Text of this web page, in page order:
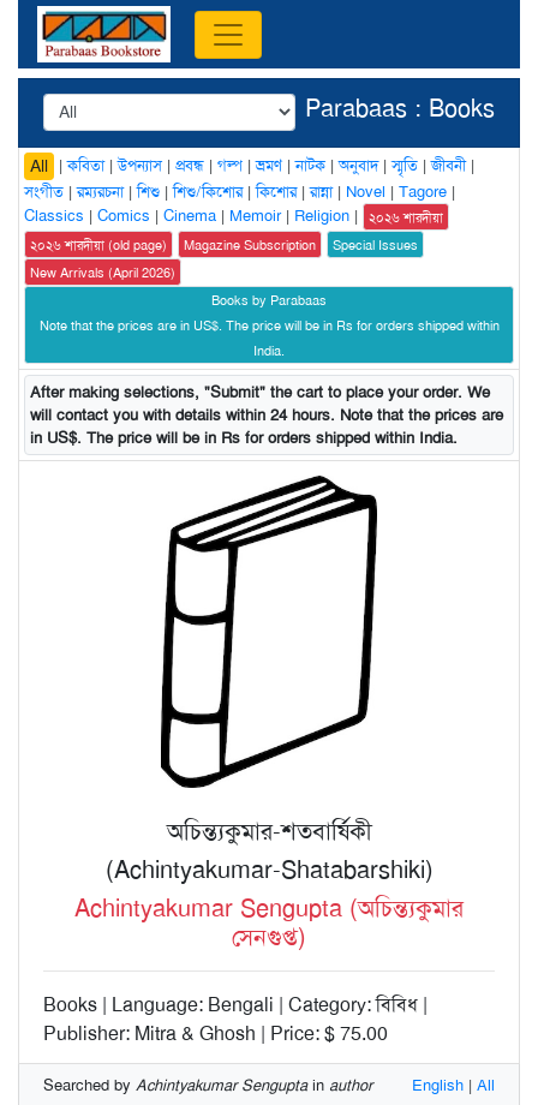
Parabaas : Books
All |কবিতা|উপন্যাস| প্রবন্ধ | গল্প |ভ্রমণ|নাটক |অনুবাদ|স্মৃতি |জীবনী|
সংগীত |রম্যরচনা|শিশু |শিশু/কিশোর|কিশোর|রান্না| Novel | Tagore |
Classics | Comics | Cinema | Memoir| Religion |
২০২৬ শারদীয়া
২০২৬ শারদীয়া (old page)
Magazine Subscription
Special Issues
New Arrivals (April 2026)
Books by Parabaas
Note that the prices are in US$. The price will be in Rs for orders shipped within
India.
After making selections, "Submit" the cart to place your order. We
will contact you with details within 24 hours. Note that the prices are
in US$. The price will be in Rs for orders shipped within India.
অচিন্ত্যকুমার-শতবার্ষিকী
(Achintyakumar-Shatabarshiki)
Achintyakumar Sengupta (অচিন্ত্যকুমার
সেনগুপ্ত)
Books | Language: Bengali | Category: বিবিধ |
Publisher: Mitra & Ghosh | Price: $ 75.00
Searched by Achintyakumar Senguptain author English | All